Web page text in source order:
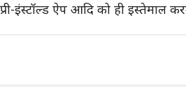
ऐप आदि को ही इस्तेमाल